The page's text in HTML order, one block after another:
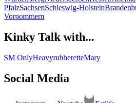
PfalzSachsenSchleswig-Holstein
Vorpommern
Kinky Talk with...
SM OnlyHeavyrubberetteMary
Social Media